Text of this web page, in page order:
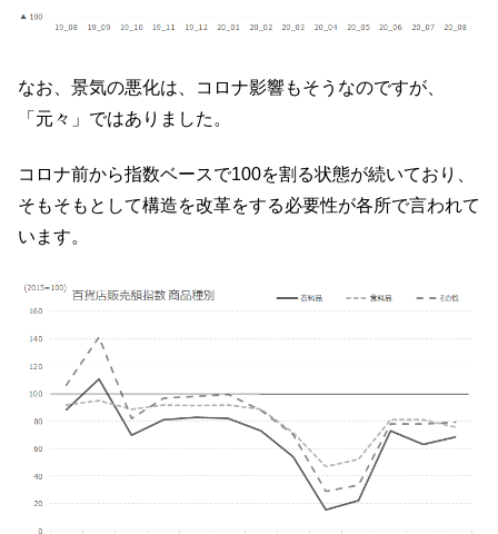
なお、景気の悪化は、コロナ影響もそうなのですが、
「元々」ではありました。
コロナ前から指数ベースで100を割る状態が続いており、
そもそもとして構造を改革をする必要性が各所で言われて
います。